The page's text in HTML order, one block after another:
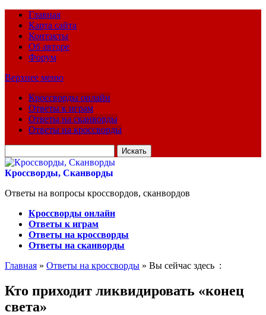
Главная
Карта сайта
Контакты
Об авторе
Форум
Верхнее меню
Кроссворды онлайн
Ответы к играм
Ответы на сканворды
Ответы на кроссворды
для:
Кроссворды, Сканворды
Ответы на вопросы кроссвордов, сканвордов
Кроссворды онлайн
Ответы к играм
Ответы на кроссворды
Ответы на сканворды
Главная » Ответы на кроссворды » Вы сейчас здесь :
Кто приходит ликвидировать «конец
света»